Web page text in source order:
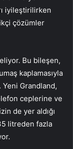
iyileştirilirken
çözümler
Bu bileşen,
kaplamasıyla
Grandland,
ceplerine ve
de yer aldığı
litreden fazla